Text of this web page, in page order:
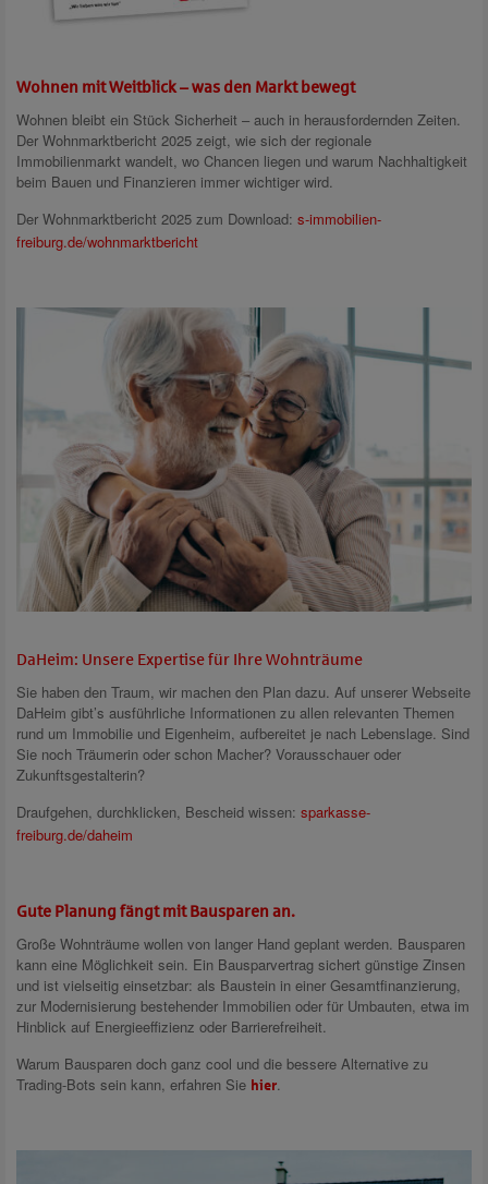
Wohnen mit Weitblick – was den Markt bewegt
Wohnen bleibt ein Stück Sicherheit – auch in herausfordernden Zeiten.
Der Wohnmarktbericht 2025 zeigt, wie sich der regionale
Immobilienmarkt wandelt, wo Chancen liegen und warum Nachhaltigkeit
beim Bauen und Finanzieren immer wichtiger wird.
Der Wohnmarktbericht 2025 zum Download: s-immobilien-
freiburg.de/wohnmarktbericht
DaHeim: Unsere Expertise für Ihre Wohnträume
Sie haben den Traum, wir machen den Plan dazu. Auf unserer Webseite
DaHeim gibt’s ausführliche Informationen zu allen relevanten Themen
rund um Immobilie und Eigenheim, aufbereitet je nach Lebenslage. Sind
Sie noch Träumerin oder schon Macher? Vorausschauer oder
Zukunftsgestalterin?
Draufgehen, durchklicken, Bescheid wissen: sparkasse-
freiburg.de/daheim
Gute Planung fängt mit Bausparen an.
Große Wohnträume wollen von langer Hand geplant werden. Bausparen
kann eine Möglichkeit sein. Ein Bausparvertrag sichert günstige Zinsen
und ist vielseitig einsetzbar: als Baustein in einer Gesamtfinanzierung,
zur Modernisierung bestehender Immobilien oder für Umbauten, etwa im
Hinblick auf Energieeffizienz oder Barrierefreiheit.
Warum Bausparen doch ganz cool und die bessere Alternative zu
Trading-Bots sein kann, erfahren Sie hier.